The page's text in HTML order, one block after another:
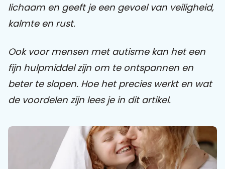
Sophi
Sophi
lichaam en geeft je een gevoel van veiligheid,
kalmte en rust.
Ook voor mensen met autisme kan het een
fijn hulpmiddel zijn om te ontspannen en
beter te slapen. Hoe het precies werkt en wat
de voordelen zijn lees je in dit artikel.